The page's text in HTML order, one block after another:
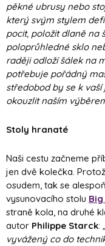
pěkné ubrusy nebo
který svým stylem
pocit, položit dlaně na
poloprůhledné sklo
raději odloží šálek na
potřebuje pořádný
středobod by se k
okouzlit naším
Stoly hranaté
Naši cestu začneme
jen dvě kolečka.
osudem, tak se
vysunovacího stolu Big
straně kola, na druhé
autor Philippe Starck:
vyvážený co do